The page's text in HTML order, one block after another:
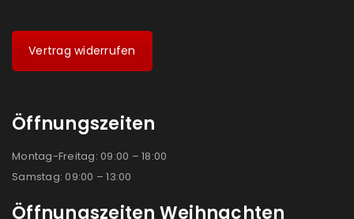
Vertrag widerrufen
Öffnungszeiten
Montag-Freitag: 09:00 – 18:00
Samstag: 09:00 – 13:00
Öffnungszeiten Weihnachten